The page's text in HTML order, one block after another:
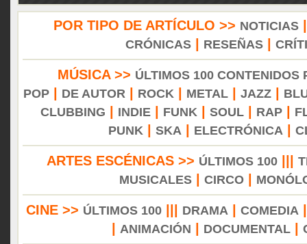
POR TIPO DE ARTÍCULO >> NOTICIAS
CRÓNICAS| RESEÑAS|
MÚSICA >> ÚLTIMOS 100 CONTENIDOS
POP| DE AUTOR ROCK METAL| JAZZ|
CLUBBING
INDIE| FUNK SOUL| RAP|
PUNK
SKA ELECTRÓNICA
ARTES ESCÉNICAS >> ÚLTIMOS 100
MUSICALES
CIRCO
CINE >> ÚLTIMOS 100||| DRAMA COMEDIA
ANIMACIÓN DOCUMENTAL|